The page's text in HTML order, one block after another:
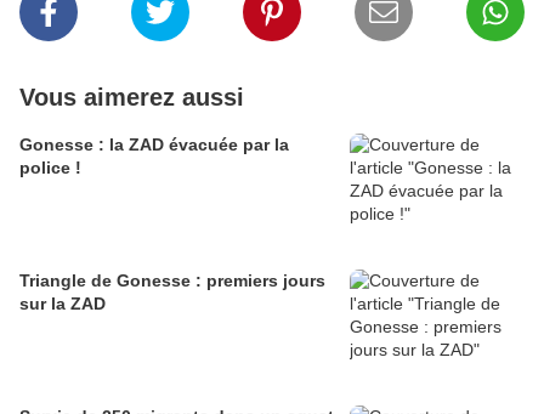
Vous aimerez aussi
Gonesse : la ZAD évacuée par la
police !
Triangle de Gonesse : premiers jours
sur la ZAD